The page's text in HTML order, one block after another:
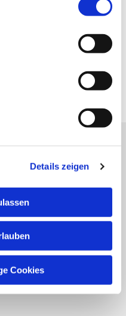
Details zeigen
Cookies
Fläming